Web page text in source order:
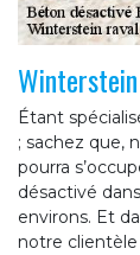
Étant
; sachez que,
pourra
désactivé
environs. Et
notre